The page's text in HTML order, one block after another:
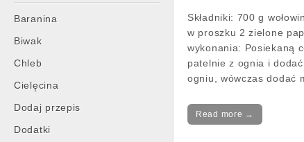
Main
menu
Skip
content
Baranina
Biwak
Chleb
Cielęcina
Dodaj przepis
Dodatki
Składniki: 700 g
w proszku 2 zielone
wykonania: Posiekaną
patelnie z ognia i
ogniu, wówczas dodać
Read more →